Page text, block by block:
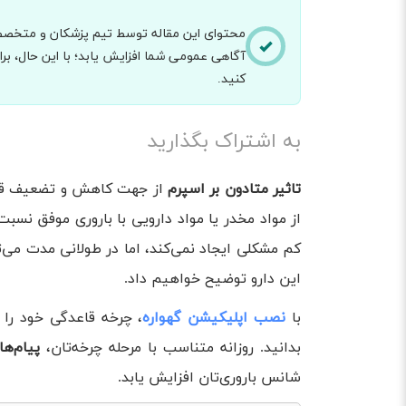
محتوای این مقاله توسط تیم پزشکان و
آگاهی عمومی شما افزایش یابد؛ با این
کنید.
به اشتراک بگذارید
تاثیر متادون بر اسپرماز جهت کاهش و تضعیف
از مواد مخدر یا مواد دارویی با باروری موفق
کم مشکلی ایجاد نمی‌کند، اما در طولانی مدت
این دارو توضیح خواهیم داد.
با نصب اپلیکیشن گهواره، چرخه قاعدگی خود
بدانید. روزانه متناسب با مرحله چرخه‌تان،
شانس باروری‌تان افزایش یابد.